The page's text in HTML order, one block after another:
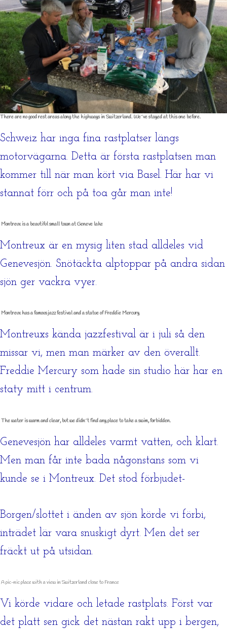
There are no good rest areas along the highways in Switzerland. We´ve stayed at this one before.
Schweiz har inga fina rastplatser längs
motorvägarna. Detta är första rastplatsen man
kommer till när man kört via Basel. Här har vi
stannat förr och på toa går man inte!
Montreux is a beautiful small town at Geneve lake
Montreux är en mysig liten stad alldeles vid
Genevesjön. Snötäckta alptoppar på andra sidan
sjön ger vackra vyer.
Montreux has a famous jazz festival and a statue of Freddie Mercury
Montreuxs kända jazzfestival är i juli så den
missar vi, men man märker av den överallt.
Freddie Mercury som hade sin studio här har en
staty mitt i centrum.
The water is warm and clear, but we didn´t find any place to take a swim, forbidden.
Genevesjön har alldeles varmt vatten, och klart.
Men man får inte bada någonstans som vi
kunde se i Montreux. Det stod förbjudet-
Borgen/slottet i änden av sjön körde vi förbi,
inträdet lär vara snuskigt dyrt. Men det ser
fräckt ut på utsidan.
A pic-nic place with a view in Switzerland close to France
Vi körde vidare och letade rastplats. Först var
det platt sen gick det nästan rakt upp i bergen,